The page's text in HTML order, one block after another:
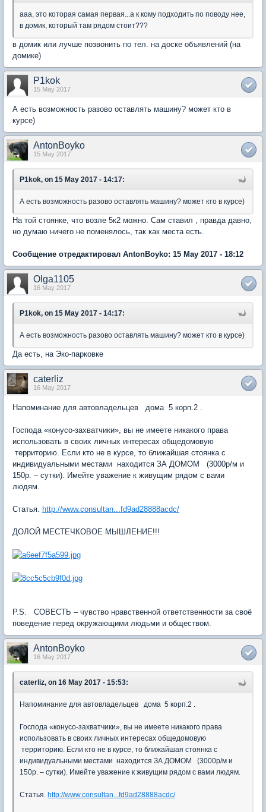
ааа, это которая самая первая...а к кому подходить по поводу нее,
в домик, который там рядом стоит???
в домик или лучше позвонить по тел. на доске объявлений (на
домике)
P1kok
15 May 2017
А есть возможность разово оставлять машину? может кто в
курсе)
AntonBoyko
15 May 2017
P1kok, on 15 May 2017 - 14:17:
А есть возможность разово оставлять машину? может кто в курсе)
На той стоянке, что возле 5к2 можно. Сам ставил , правда давно,
но думаю ничего не поменялось, так как места есть.
Сообщение отредактировал AntonBoyko: 15 May 2017 - 18:12
Olga1105
16 May 2017
P1kok, on 15 May 2017 - 14:17:
А есть возможность разово оставлять машину? может кто в курсе)
Да есть, на Эко-парковке
caterliz
16 May 2017
Напоминание для автовладельцев дома 5 корп.2 .
Господа «конусо-захватчики», вы не имеете никакого права
использовать в своих личных интересах общедомовую
территорию. Если кто не в курсе, то ближайшая стоянка с
индивидуальными местами находится ЗА ДОМОМ (3000р/м и
150р. – сутки). Имейте уважение к живущим рядом с вами
людям.
Статья. http://www.consultan...fd9ad28888acdc/
ДОЛОЙ МЕСТЕЧКОВОЕ МЫШЛЕНИЕ!!!
P.S. СОВЕСТЬ – чувство нравственной ответственности за своё
поведение перед окружающими людьми и обществом.
AntonBoyko
16 May 2017
caterliz, on 16 May 2017 - 15:53:
Напоминание для автовладельцев дома 5 корп.2 .
Господа «конусо-захватчики», вы не имеете никакого права
использовать в своих личных интересах общедомовую
территорию. Если кто не в курсе, то ближайшая стоянка с
индивидуальными местами находится ЗА ДОМОМ (3000р/м и
150р. – сутки). Имейте уважение к живущим рядом с вами людям.
Статья. http://www.consultan...fd9ad28888acdc/